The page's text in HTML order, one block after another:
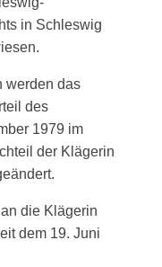
in Schleswig
werden das
des
1979 im
der Klägerin
die Klägerin
dem 19. Juni